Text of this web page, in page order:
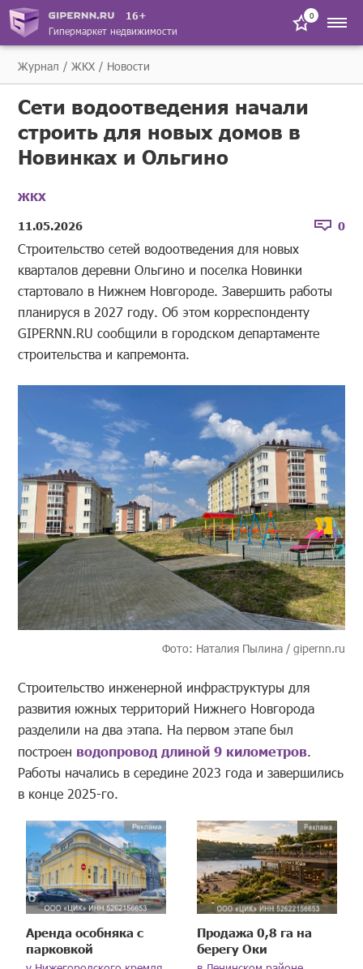
16+
Гипермаркет недвижимости
0
Журнал ЖКХ Новости
Сети водоотведения начали
строить для новых домов в
Новинках и Ольгино
ЖКХ
11.05.2026
0
Строительство сетей водоотведения для новых
кварталов деревни Ольгино и поселка Новинки
стартовало в Нижнем Новгороде. Завершить работы
планируся в 2027 году. Об этом корреспонденту
GIPERNN.RU сообщили в городском департаменте
строительства и капремонта.
Фото: Наталия Пылина / gipernn.ru
Строительство инженерной инфраструктуры для
развития южных территорий Нижнего Новгорода
разделили на два этапа. На первом этапе был
построен водопровод длиной 9 километров.
Работы начались в середине 2023 года и завершились
в конце 2025-го.
Аренда особняка с
парковкой
Продажа 0,8 га на
берегу Оки